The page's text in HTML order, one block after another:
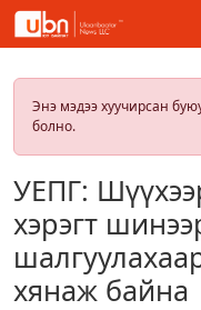
Энэ мэдээ хуучирсан
болно.
УЕПГ:
хэрэгт
хянаж байна